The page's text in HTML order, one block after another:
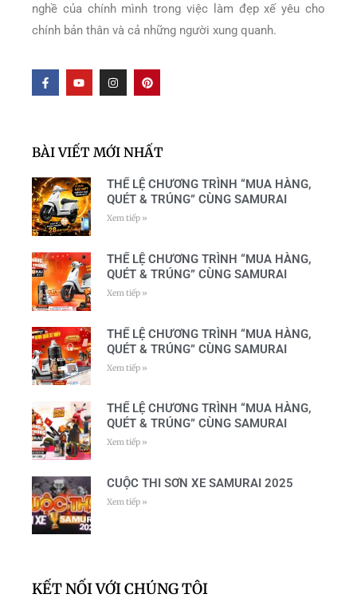
nghề của chính mình trong việc làm đẹp xế yêu cho
chính bản thân và cả những người xung quanh.
F
a
c
o
k
f
Y
o
u
e
I
n
s
r
a
P
i
n
e
s
BÀI VIẾT MỚI NHẤT
THỂ LỆ CHƯƠNG TRÌNH “MUA HÀNG,
QUÉT & TRÚNG” CÙNG SAMURAI
Xem tiếp »
THỂ LỆ CHƯƠNG TRÌNH “MUA HÀNG,
QUÉT & TRÚNG” CÙNG SAMURAI
Xem tiếp »
THỂ LỆ CHƯƠNG TRÌNH “MUA HÀNG,
QUÉT & TRÚNG” CÙNG SAMURAI
Xem tiếp »
THỂ LỆ CHƯƠNG TRÌNH “MUA HÀNG,
QUÉT & TRÚNG” CÙNG SAMURAI
Xem tiếp »
CUỘC THI SƠN XE SAMURAI 2025
Xem tiếp »
KẾT NỐI VỚI CHÚNG TÔI